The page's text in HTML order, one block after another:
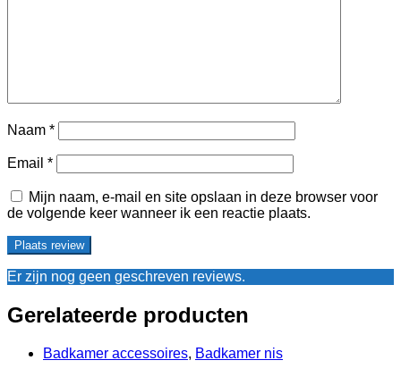
Naam *
Email *
Mijn naam, e-mail en site opslaan in deze browser voor
de volgende keer wanneer ik een reactie plaats.
Er zijn nog geen geschreven reviews.
Gerelateerde producten
Badkamer accessoires, Badkamer nis